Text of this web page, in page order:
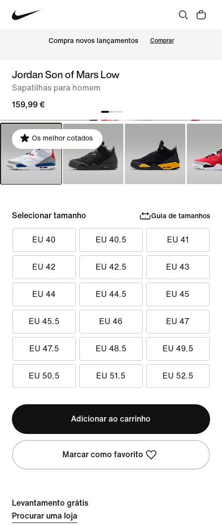
Compra novos lançamentos Comprar
Jordan Son of Mars Low
Sapatilhas para homem
159,99 €
Os melhor cotados
Selecionar tamanho Guia de tamanhos
EU 40 EU 40.5 EU 41
EU 42 EU 42.5 EU 43
EU 44 EU 44.5 EU 45
EU 45.5 EU 46 EU 47
EU 47.5 EU 48.5 EU 49.5
EU 50.5 EU 51.5 EU 52.5
Adicionar ao carrinho
Marcar como favorito
Levantamento grátis
Procurar uma loja